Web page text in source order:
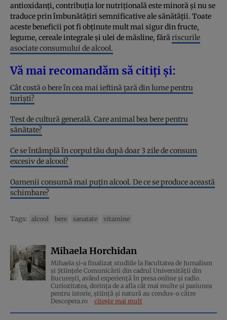
antioxidanți, contribuția lor nutrițională este minoră și nu se
traduce prin îmbunătățiri semnificative ale sănătății. Toate
aceste beneficii pot fi obținute mult mai sigur din fructe,
legume, cereale integrale și ulei de măsline, fărăriscurile
asociate consumului de alcool.
Vă mai recomandăm să citiți și:
Cât costă o bere în cea mai ieftină țară din lume pentru
turiști?
Test de cultură generală. Care animal bea bere pentru
sănătate?
Ce se întâmplă în corpul tău după doar 3 zile de consum
excesiv de alcool?
Oamenii consumă mai puțin alcool. De ce se produce această
schimbare?
Tags: alcool bere sanatate vitamine
Mihaela Horchidan
Mihaela și-a finalizat studiile la Facultatea de Jurnalism
și Științele Comunicării din cadrul Universității din
București, având experiență în presa online și radio.
Curiozitatea, dorința de a afla cât mai multe și pasiunea
pentru istorie, ştiinţă şi natură au condus-o către
Descopera.ro
citește mai mult